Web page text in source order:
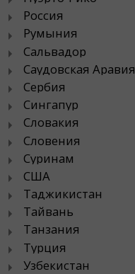
Россия
Румыния
Сальвадор
Саудовская Аравия
Сербия
Сингапур
Словакия
Словения
Суринам
США
Таджикистан
Тайвань
Танзания
Турция
Узбекистан